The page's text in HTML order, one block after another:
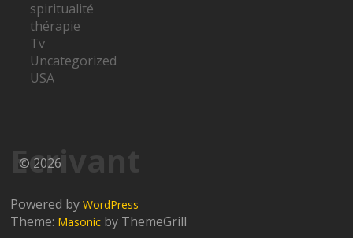
spiritualité
thérapie
Tv
Uncategorized
USA
Ecrivant
© 2026
Powered byWordPress
Theme: Masonic by ThemeGrill